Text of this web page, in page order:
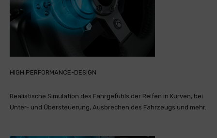
HIGH PERFORMANCE-DESIGN
Realistische Simulation des Fahrgefühls der Reifen in Kurven, bei
Unter- und Übersteuerung, Ausbrechen des Fahrzeugs und mehr.